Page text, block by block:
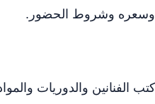
وشروط الحضور.
الفنانين والدوريات